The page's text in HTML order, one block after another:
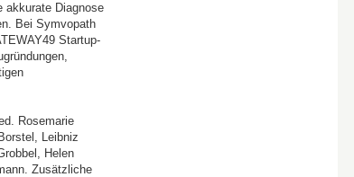
akkurate Diagnose
Bei Symvopath
Startup-
Rosemarie
Leibniz
Helen
Zusätzliche